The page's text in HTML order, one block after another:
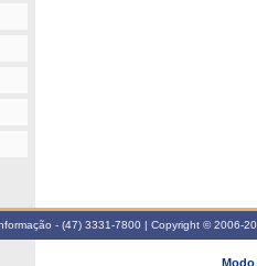
- (47) 3331-7800 | Copyright © 2006-
Modo